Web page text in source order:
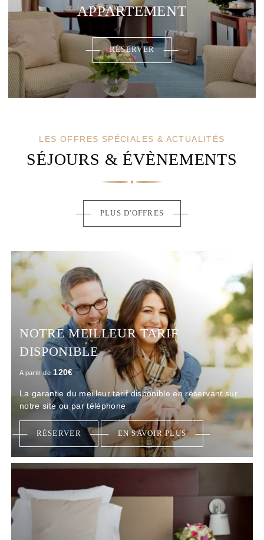
APPARTEMENT
RÉSERVER
LES OFFRES SPÉCIALES & ACTUALITÉS
SÉJOURS & ÉVÈNEMENTS
PLUS D'OFFRES
NOTRE MEILLEUR TARIF
DISPONIBLE
A partir de 120€
La garantie du meilleur tarif disponible en réservant sur
notre site ou par téléphone
RÉSERVER EN SAVOIR PLUS
CHAMBRES
RESTAURANT & BAR
SERVICES
OFFRES & ACTUS
AUTOUR DE L'HÔTEL
CONTACT & ACCÈS